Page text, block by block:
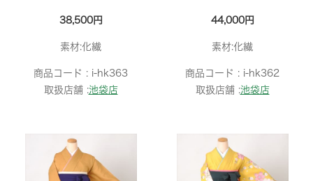
38,500円
素材:化繊
商品コード : i-hk363
取扱店舗 :池袋店
44,000円
素材:化繊
商品コード : i-hk362
取扱店舗 :池袋店